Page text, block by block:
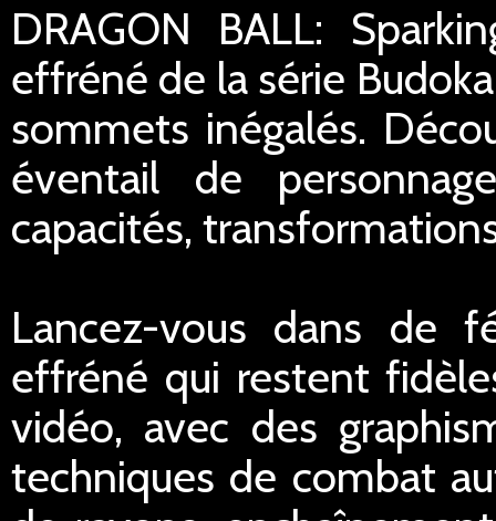
DRAGON BALL:
effréné de la série
sommets inégalés.
éventail de
capacités,
Lancez-vous dans de
effréné qui restent
vidéo, avec des
techniques de combat